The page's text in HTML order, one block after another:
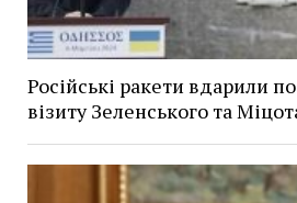
Російські ракети вдарили
візиту Зеленського та